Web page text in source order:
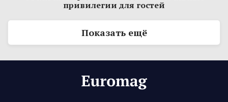
привилегии для гостей
Показать ещё